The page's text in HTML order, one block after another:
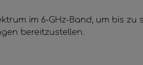
im 6-GHz-Band, um bis zu
bereitzustellen.